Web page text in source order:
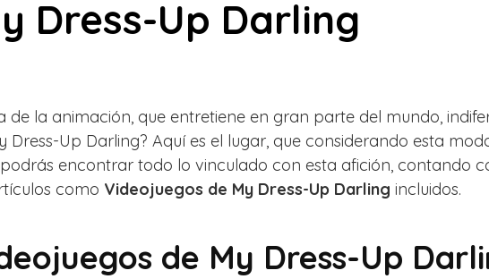
Dress-Up Darling
la animación, que entretiene en gran parte del mundo,
Dress-Up Darling? Aquí es el lugar, que considerando esta
encontrar todo lo vinculado con esta afición, contando
como Videojuegos de My Dress-Up Darling incluidos.
de My Dress-Up